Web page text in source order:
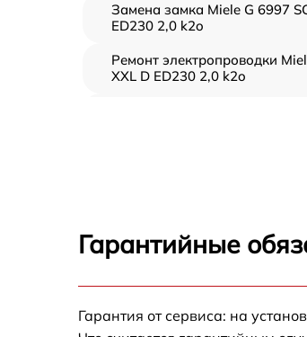
Замена замка Miele G 6997
ED230 2,0 k2o
Ремонт электропроводки
XXL D ED230 2,0 k2o
Miele G 6997 SCVi XXL D
SCVi XXL D ED230 2,0 k2o
Замена панели управления
Гарантийные
Гарантия от сервиса: на